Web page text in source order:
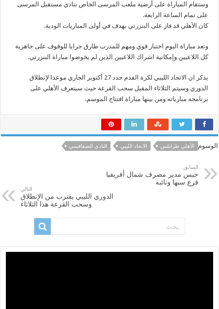
وستقام المباراة على أرضية ملعب المرسى الخاص بنادي مستقبل المرسى
على تمام الساعة الرابعة.
كان الأهلي قد فاز على البنزرتي بهدف في أولى المباريات الودية.
وتعد مباراة اليوم اختبار قوي ومهم للمدرب طارق جرايا للوقوف على جاهزية
كل اللاعبين وإمكانية اشراك اللاعبين الذين لم يخوضوا مباراة البنزرتي.
يذكر ان الاتحاد الليبي لكرة القدم حدد 27 أكتوبر الجاري موعدا لإنطلاق
الدوري وسيتم الثلاثاء المقبل سحب القرعة حيث سيتعرف الأهلي على
برنامجه مبارياته ومن بينها مباراة افتتاح الموسم.
الوسوم الأهلي طرابلس الاتحاد الليبي النادي الصفاقسي
السابق
حبس مدير مصرف شمال أفريقيا
فرع سبها ونائبه
التالي
الدوري الليبي يقترب من الإنطلاق
وسحب القرعة هذا الثلاثاء